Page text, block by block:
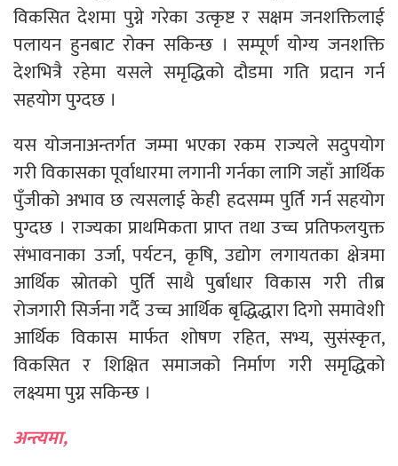
विकसित देशमा पुग्ने गरेका उत्कृष्ट र सक्षम जनशक्तिलाई
पलायन हुनबाट रोक्न सकिन्छ । सम्पूर्ण योग्य जनशक्ति
देशभित्रै रहेमा यसले समृद्धिको दौडमा गति प्रदान गर्न
सहयोग पुग्दछ ।
यस योजनाअन्तर्गत जम्मा भएका रकम राज्यले सदुपयोग
गरी विकासका पूर्वाधारमा लगानी गर्नका लागि जहाँ आर्थिक
पुँजीको अभाव छ त्यसलाई केही हदसम्म पुर्ति गर्न सहयोग
पुग्दछ । राज्यका प्राथमिकता प्राप्त तथा उच्च प्रतिफलयुक्त
संभावनाका उर्जा, पर्यटन, कृषि, उद्योग लगायतका क्षेत्रमा
आर्थिक स्रोतको पुर्ति साथै पुर्बाधार विकास गरी तीब्र
रोजगारी सिर्जना गर्दै उच्च आर्थिक बृद्धिद्धारा दिगो समावेशी
आर्थिक विकास मार्फत शोषण रहित, सभ्य, सुसंस्कृत,
विकसित र शिक्षित समाजको निर्माण गरी समृद्धिको
लक्ष्यमा पुग्न सकिन्छ ।
अन्त्यमा,